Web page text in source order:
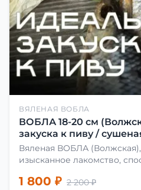
ВЯЛЕНАЯ ВОБЛА
ВОБЛА 18-20 см
закуска к пиву /
Вяленая ВОБЛА
изысканное лакомство,
сделать вяленую воблу, её
1 800 ₽ 2 200 ₽